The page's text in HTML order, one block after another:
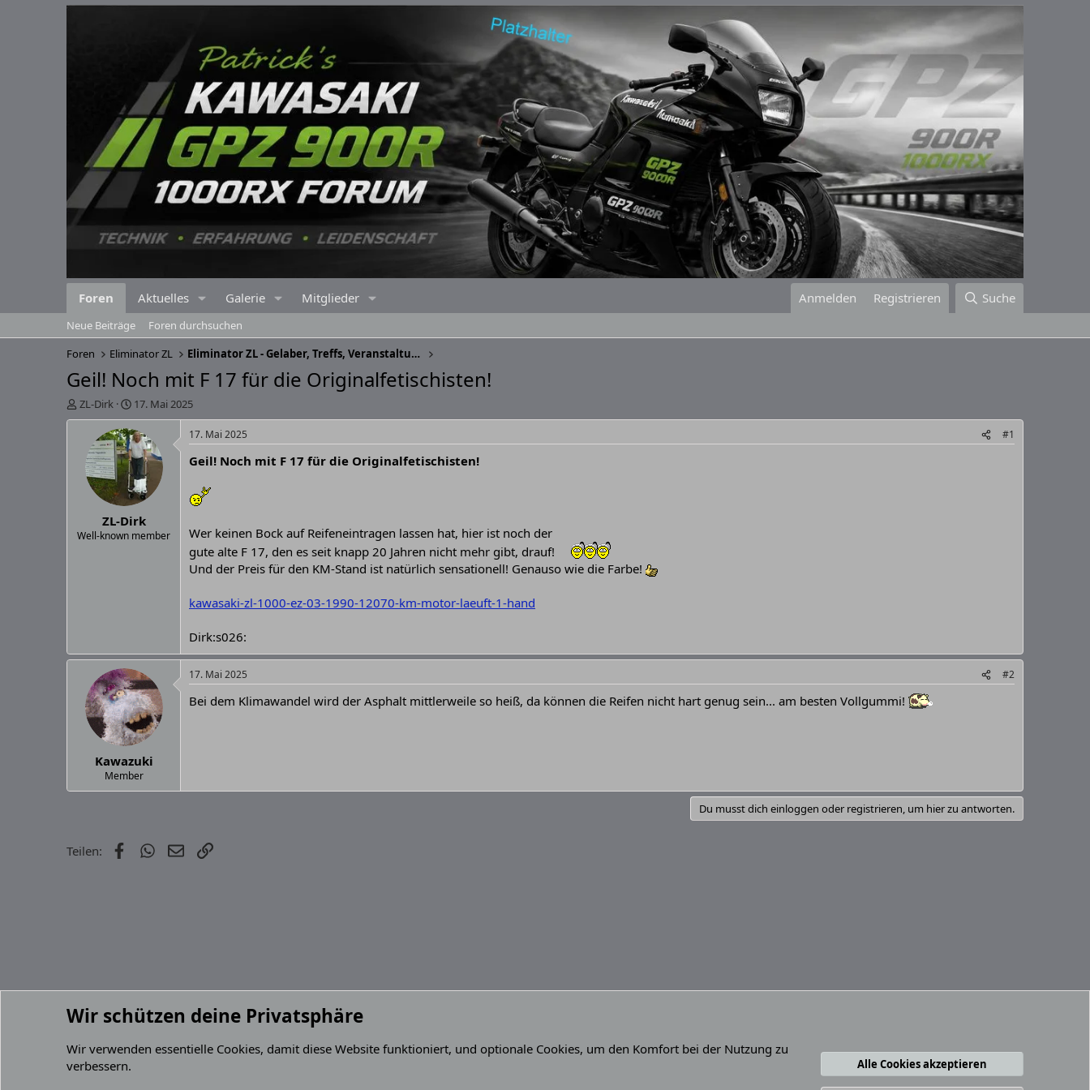
Foren Aktuelles Galerie Mitglieder Anmelden Registrieren Suche
Neue Beiträge
Foren durchsuchen
Foren
Eliminator ZL Eliminator ZL - Gelaber, Treffs, Veranstaltungen
Geil! Noch mit F 17 für die Originalfetischisten!
E
r
ZL-Dirk
E
r
s
t
e
l
l
t
a
m
17. Mai 2025
ZL-Dirk
Well-known member
17. Mai 2025 #1
Geil! Noch mit F 17 für die Originalfetischisten!
Wer keinen Bock auf Reifeneintragen lassen hat, hier ist noch der
gute alte F 17, den es seit knapp 20 Jahren nicht mehr gibt, drauf!
Und der Preis für den KM-Stand ist natürlich sensationell! Genauso wie die Farbe!
kawasaki-zl-1000-ez-03-1990-12070-km-motor-laeuft-1-hand
Dirk:s026:
Kawazuki
Member
17. Mai 2025 #2
Bei dem Klimawandel wird der Asphalt mittlerweile so heiß, da können die Reifen nicht hart genug sein... am besten Vollgummi!
Du musst dich einloggen oder registrieren, um hier zu antworten.
Teilen: Facebook
WhatsApp
E-MailLink
Foren Eliminator ZL
Cookies Datenschutz Hilfe und Impressum
S
S
Wir schützen deine Privatsphäre
Wir verwenden essentielle Cookies, damit diese Website funktioniert, und optionale Cookies, um den Komfort bei der Nutzung zu
verbessern.
Alle Cookies akzeptieren